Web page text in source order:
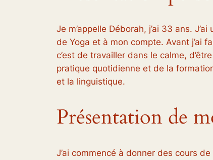
Je m’appelle Déborah, j’ai 33 ans.
de Yoga et à mon compte. Avant j’ai
c’est de travailler dans le calme,
pratique quotidienne et de la
et la linguistique.
Présentation de
J’ai commencé à donner des cours